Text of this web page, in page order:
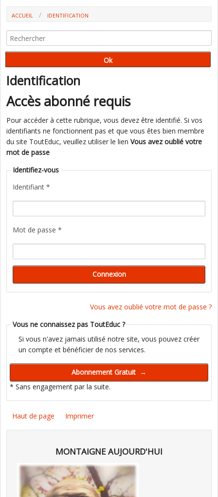
ACCUEIL IDENTIFICATION
Identification
Accès abonné requis
Pour accéder à cette rubrique, vous devez être identifié. Si vos
identifiants ne fonctionnent pas et que vous êtes bien membre
du site ToutEduc, veuillez utiliser le lien Vous avez oublié votre
mot de passe
Identifiez-vous
Identifiant *
Mot de passe *
Vous avez oublié votre mot de passe ?
Vous ne connaissez pas ToutEduc ?
Si vous n'avez jamais utilisé notre site, vous pouvez créer
un compte et bénéficier de nos services.
* Sans engagement par la suite.
Haut de page Imprimer
MONTAIGNE AUJOURD'HUI